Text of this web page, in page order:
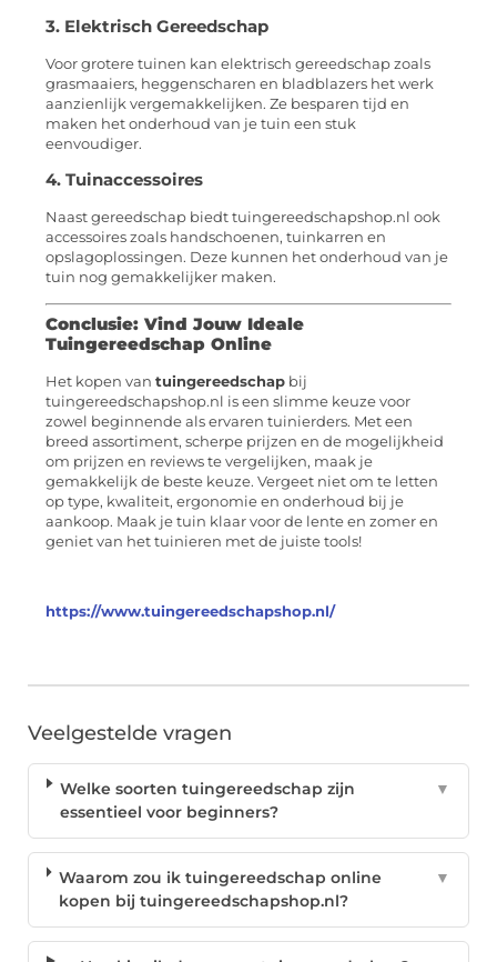
3. Elektrisch Gereedschap
Voor grotere tuinen kan elektrisch gereedschap zoals
grasmaaiers, heggenscharen en bladblazers het werk
aanzienlijk vergemakkelijken. Ze besparen tijd en
maken het onderhoud van je tuin een stuk
eenvoudiger.
4. Tuinaccessoires
Naast gereedschap biedt tuingereedschapshop.nl ook
accessoires zoals handschoenen, tuinkarren en
opslagoplossingen. Deze kunnen het onderhoud van je
tuin nog gemakkelijker maken.
Conclusie: Vind Jouw Ideale
Tuingereedschap Online
Het kopen van tuingereedschap bij
tuingereedschapshop.nl is een slimme keuze voor
zowel beginnende als ervaren tuinierders. Met een
breed assortiment, scherpe prijzen en de mogelijkheid
om prijzen en reviews te vergelijken, maak je
gemakkelijk de beste keuze. Vergeet niet om te letten
op type, kwaliteit, ergonomie en onderhoud bij je
aankoop. Maak je tuin klaar voor de lente en zomer en
geniet van het tuinieren met de juiste tools!
https://www.tuingereedschapshop.nl/
Veelgestelde vragen
Welke soorten tuingereedschap zijn
essentieel voor beginners?
▼
Waarom zou ik tuingereedschap online
kopen bij tuingereedschapshop.nl?
▼